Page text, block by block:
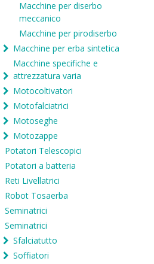
Macchine per diserbo
meccanico
Macchine per pirodiserbo
Macchine per erba sintetica
Macchine specifiche e
attrezzatura varia
Motocoltivatori
Motofalciatrici
Motoseghe
Motozappe
Potatori Telescopici
Potatori a batteria
Reti Livellatrici
Robot Tosaerba
Seminatrici
Seminatrici
Sfalciatutto
Soffiatori